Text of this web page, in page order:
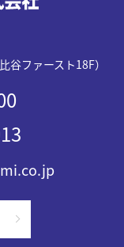
ファースト18F）